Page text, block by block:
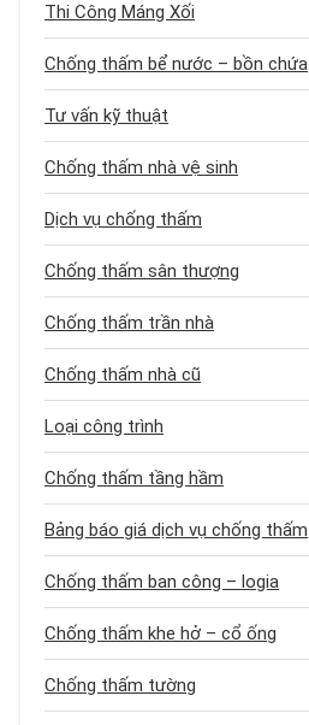
Thi Công Máng Xối
Chống thấm bể nước – bồn chứa
Tư vấn kỹ thuật
Chống thấm nhà vệ sinh
Dịch vụ chống thấm
Chống thấm sân thượng
Chống thấm trần nhà
Chống thấm nhà cũ
Loại công trình
Chống thấm tầng hầm
Bảng báo giá dịch vụ chống thấm
Chống thấm ban công – logia
Chống thấm khe hở – cổ ống
Chống thấm tường